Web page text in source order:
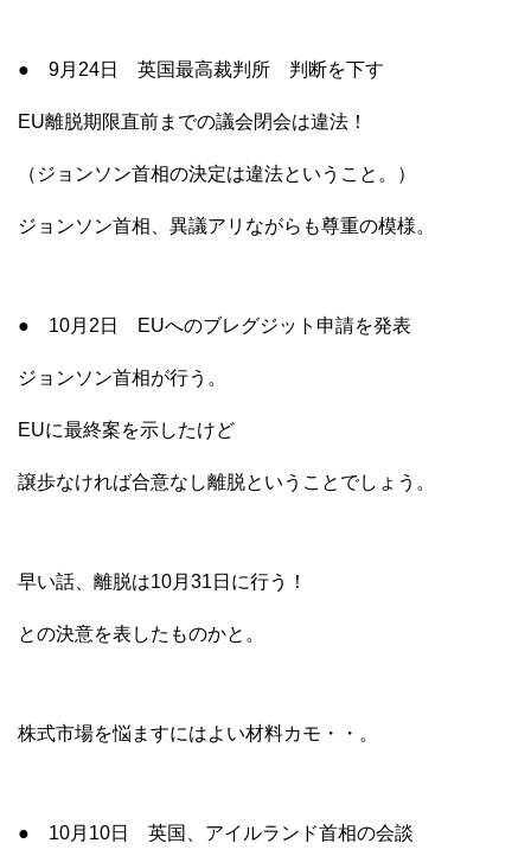
● 9月24日 英国最高裁判所 判断を下す
EU離脱期限直前までの議会閉会は違法！
（ジョンソン首相の決定は違法ということ。）
ジョンソン首相、異議アリながらも尊重の模様。
● 10月2日 EUへのブレグジット申請を発表
ジョンソン首相が行う。
EUに最終案を示したけど
譲歩なければ合意なし離脱ということでしょう。
早い話、離脱は10月31日に行う！
との決意を表したものかと。
株式市場を悩ますにはよい材料カモ・・。
● 10月10日 英国、アイルランド首相の会談